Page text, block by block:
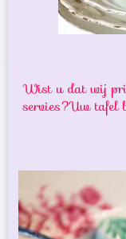
Wist u dat wij
servies?Uw tafel